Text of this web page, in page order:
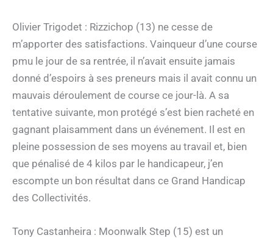
Olivier Trigodet : Rizzichop (13) ne cesse de
m’apporter des satisfactions. Vainqueur d’une course
pmu le jour de sa rentrée, il n’avait ensuite jamais
donné d’espoirs à ses preneurs mais il avait connu un
mauvais déroulement de course ce jour-là. A sa
tentative suivante, mon protégé s’est bien racheté en
gagnant plaisamment dans un événement. Il est en
pleine possession de ses moyens au travail et, bien
que pénalisé de 4 kilos par le handicapeur, j’en
escompte un bon résultat dans ce Grand Handicap
des Collectivités.
Tony Castanheira : Moonwalk Step (15) est un